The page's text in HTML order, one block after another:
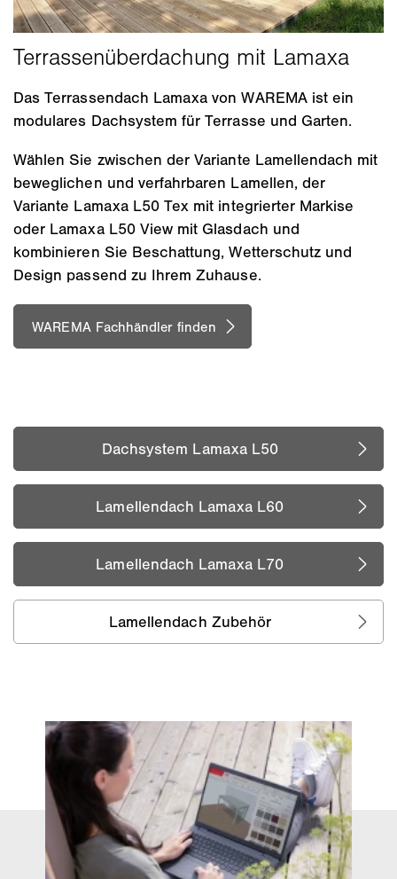
Das Terrassendach Lamaxa von WAREMA ist ein
modulares Dachsystem für Terrasse und Garten.
Wählen Sie zwischen der Variante Lamellendach mit
beweglichen und verfahrbaren Lamellen, der
Variante Lamaxa L50 Tex mit integrierter Markise
oder Lamaxa L50 View mit Glasdach und
kombinieren Sie Beschattung, Wetterschutz und
Design passend zu Ihrem Zuhause.